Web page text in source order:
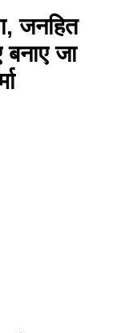
जनहित
जा